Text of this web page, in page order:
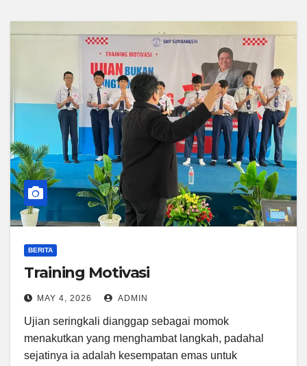
BERITA
Training Motivasi
MAY 4, 2026 ADMIN
Ujian seringkali dianggap sebagai momok
menakutkan yang menghambat langkah, padahal
sejatinya ia adalah kesempatan emas untuk